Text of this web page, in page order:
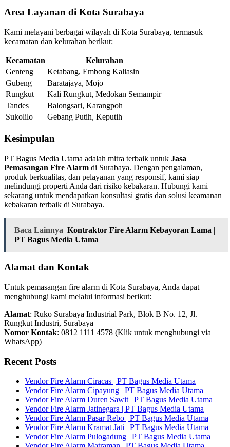
Area Layanan di Kota Surabaya
Kami melayani berbagai wilayah di Kota Surabaya, termasuk
kecamatan dan kelurahan berikut:
Kecamatan
Kelurahan
Genteng
Ketabang, Embong Kaliasin
Gubeng
Baratajaya, Mojo
Rungkut
Kali Rungkut, Medokan Semampir
Tandes
Balongsari, Karangpoh
Sukolilo
Gebang Putih, Keputih
Kesimpulan
PT Bagus Media Utama adalah mitra terbaik untuk Jasa
Pemasangan Fire Alarm di Surabaya. Dengan pengalaman,
produk berkualitas, dan pelayanan yang responsif, kami siap
melindungi properti Anda dari risiko kebakaran. Hubungi kami
sekarang untuk mendapatkan konsultasi gratis dan solusi keamanan
kebakaran terbaik di Surabaya.
Baca Lainnya Kontraktor Fire Alarm Kebayoran Lama |
PT Bagus Media Utama
Alamat dan Kontak
Untuk pemasangan fire alarm di Kota Surabaya, Anda dapat
menghubungi kami melalui informasi berikut:
Alamat: Ruko Surabaya Industrial Park, Blok B No. 12, Jl.
Rungkut Industri, Surabaya
Nomor Kontak: 0812 1111 4578 (Klik untuk menghubungi via
WhatsApp)
Recent Posts
Vendor Fire Alarm Ciracas | PT Bagus Media Utama
Vendor Fire Alarm Cipayung | PT Bagus Media Utama
Vendor Fire Alarm Duren Sawit | PT Bagus Media Utama
Vendor Fire Alarm Jatinegara | PT Bagus Media Utama
Vendor Fire Alarm Pasar Rebo | PT Bagus Media Utama
Vendor Fire Alarm Kramat Jati | PT Bagus Media Utama
Vendor Fire Alarm Pulogadung | PT Bagus Media Utama